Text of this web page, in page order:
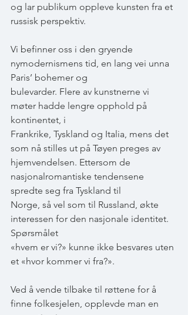
og lar publikum oppleve kunsten fra et
russisk perspektiv.
Vi befinner oss i den gryende
nymodernismens tid, en lang vei unna
Paris’ bohemer og
bulevarder. Flere av kunstnerne vi
møter hadde lengre opphold på
kontinentet, i
Frankrike, Tyskland og Italia, mens det
som nå stilles ut på Tøyen preges av
hjemvendelsen. Ettersom de
nasjonalromantiske tendensene
spredte seg fra Tyskland til
Norge, så vel som til Russland, økte
interessen for den nasjonale identitet.
Spørsmålet
«hvem er vi?» kunne ikke besvares uten
et «hvor kommer vi fra?».
Ved å vende tilbake til røttene for å
finne folkesjelen, opplevde man en